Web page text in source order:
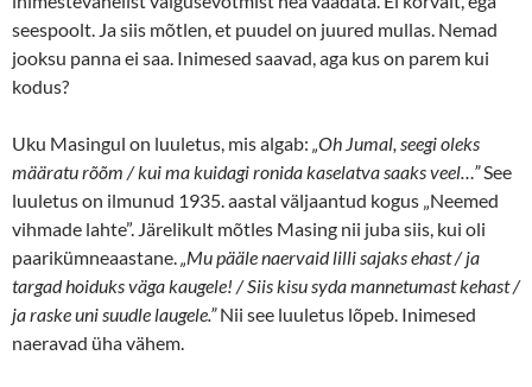
seespoolt. Ja siis mõtlen, et puudel on juured mullas. Nemad
jooksu panna ei saa. Inimesed saavad, aga kus on parem kui
kodus?
Uku Masingul on luuletus, mis algab: „Oh Jumal, seegi oleks
määratu rõõm / kui ma kuidagi ronida kaselatva saaks veel…”See
luuletus on ilmunud 1935. aastal väljaantud kogus „Neemed
vihmade lahte”. Järelikult mõtles Masing nii juba siis, kui oli
paarikümneaastane.„Mu pääle naervaid lilli sajaks ehast / ja
targad hoiduks väga kaugele! / Siis kisu syda mannetumast kehast /
ja raske uni suudle laugele.”Nii see luuletus lõpeb. Inimesed
naeravad üha vähem.